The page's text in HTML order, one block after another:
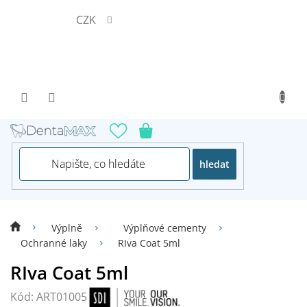
CZK
hledat
Výplně
Výplňové cementy
Ochranné laky
RIva Coat 5ml
RIva Coat 5ml
Kód: ART01005